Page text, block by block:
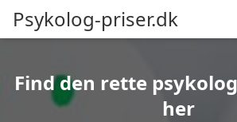
Psykolog-priser.dk
Find den rette
her